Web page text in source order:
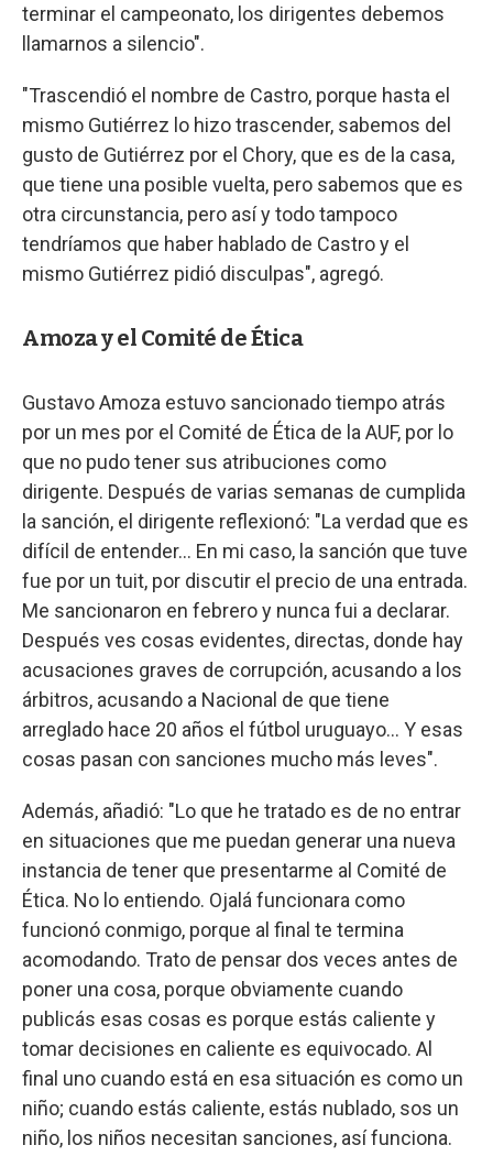
terminar el campeonato, los dirigentes debemos
llamarnos a silencio".
"Trascendió el nombre de Castro, porque hasta el
mismo Gutiérrez lo hizo trascender, sabemos del
gusto de Gutiérrez por el Chory, que es de la casa,
que tiene una posible vuelta, pero sabemos que es
otra circunstancia, pero así y todo tampoco
tendríamos que haber hablado de Castro y el
mismo Gutiérrez pidió disculpas", agregó.
Amoza y el Comité de Ética
Gustavo Amoza estuvo sancionado tiempo atrás
por un mes por el Comité de Ética de la AUF, por lo
que no pudo tener sus atribuciones como
dirigente. Después de varias semanas de cumplida
la sanción, el dirigente reflexionó: "La verdad que es
difícil de entender... En mi caso, la sanción que tuve
fue por un tuit, por discutir el precio de una entrada.
Me sancionaron en febrero y nunca fui a declarar.
Después ves cosas evidentes, directas, donde hay
acusaciones graves de corrupción, acusando a los
árbitros, acusando a Nacional de que tiene
arreglado hace 20 años el fútbol uruguayo... Y esas
cosas pasan con sanciones mucho más leves".
Además, añadió: "Lo que he tratado es de no entrar
en situaciones que me puedan generar una nueva
instancia de tener que presentarme al Comité de
Ética. No lo entiendo. Ojalá funcionara como
funcionó conmigo, porque al final te termina
acomodando. Trato de pensar dos veces antes de
poner una cosa, porque obviamente cuando
publicás esas cosas es porque estás caliente y
tomar decisiones en caliente es equivocado. Al
final uno cuando está en esa situación es como un
niño; cuando estás caliente, estás nublado, sos un
niño, los niños necesitan sanciones, así funciona.